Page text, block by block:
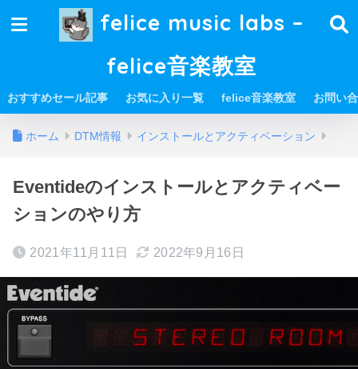
felice music labs –
felice音楽教室
おすすめセール記事 お気に入り一覧 felice音楽教室 お問い
ホーム DTM情報 インストールとアクティベーション
Eventideのインストールとアクティベー
ションのやり方
2021年11月11日 2022年9月16日